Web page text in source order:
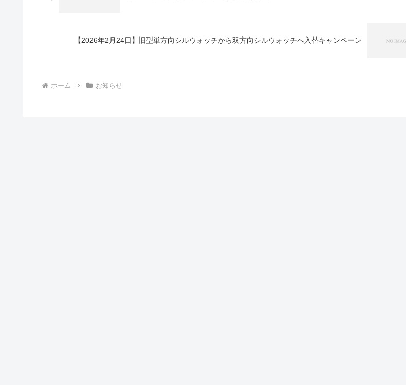
【2026年2月24日】旧型単方向シルウォッチから双方向シルウォッチへ入替キャンペーン
ホーム お知らせ